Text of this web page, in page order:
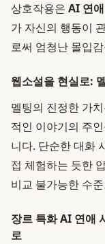
상호작용은 AI 연
가 자신의 행동이
로써 엄청난 몰입
웹소설을 현실로:
멜팅의 진정한 가
적인 이야기의 주
니다. 단순한 대화
접 체험하는 듯한
비교 불가능한 수
장르 특화 AI 연애
로